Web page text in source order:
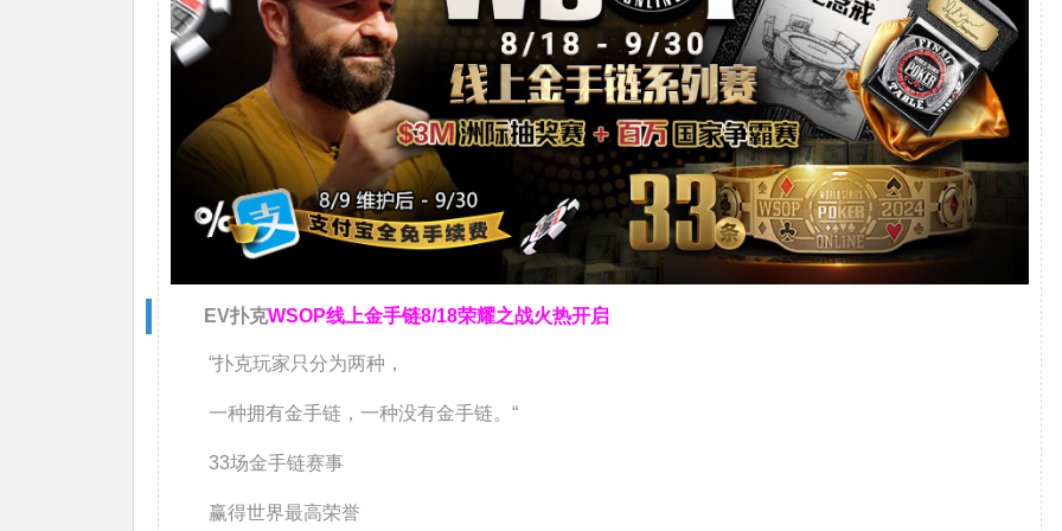
EV扑克WSOP线上金手链8/18荣耀之战火热开启
“扑克玩家只分为两种，
一种拥有金手链，一种没有金手链。“
33场金手链赛事
赢得世界最高荣誉